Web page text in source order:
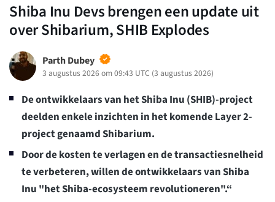
Shiba Inu Devs brengen een update uit
over Shibarium, SHIB Explodes
Parth Dubey
3 augustus 2026 om 09:43 UTC (3 augustus 2026)
De ontwikkelaars van het Shiba Inu (SHIB)-project
deelden enkele inzichten in het komende Layer 2-
project genaamd Shibarium.
Door de kosten te verlagen en de transactiesnelheid
te verbeteren, willen de ontwikkelaars van Shiba
Inu "het Shiba-ecosysteem revolutioneren".“